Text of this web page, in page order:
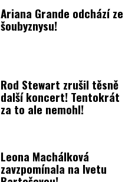
Ariana Grande odchází ze
šoubyznysu!
Rod Stewart zrušil těsně
další koncert! Tentokrát
za to ale nemohl!
Leona Machálková
zavzpomínala na Ivetu